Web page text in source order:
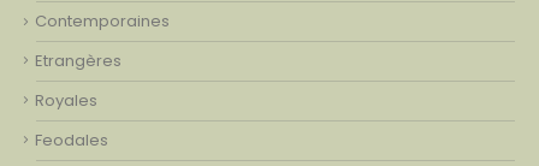
Contemporaines
Etrangères
Royales
Feodales